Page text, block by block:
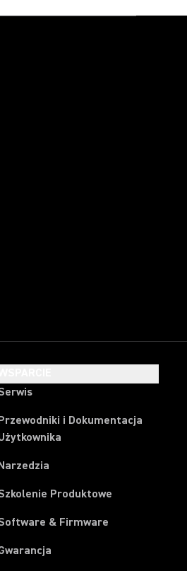
i Dokumentacja
Produktowe
& Firmware